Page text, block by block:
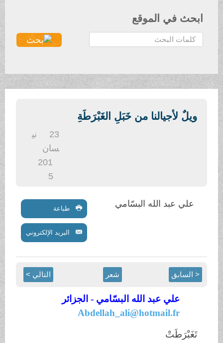
ابحث في الموقع
ح
ث
ويلٌ لأجيالنا من خَبَلِ الغَبْرَطَةِ
سان
201
علي عبد الله البسّامي طباعة
البريد الإلكتروني
< السابق شعر التالي >
عليعبد الله البسّامي - الجزائر
Abdellah_ali@hotmail.fr
تَغَبْرَطَتْ